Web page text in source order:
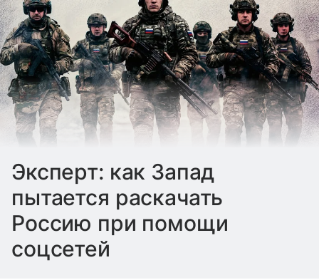
Эксперт: как Запад
пытается раскачать
Россию при помощи
соцсетей